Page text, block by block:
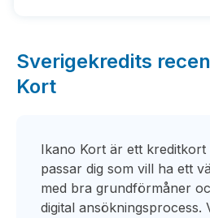
Sverigekredits
Kort
Ikano Kort är ett kreditkort
passar dig som vill ha ett
med bra grundförmåner
digital ansökningsprocess.